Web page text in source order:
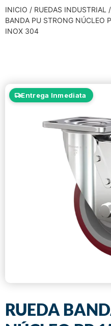
INICIO / RUEDAS INDUSTRIAL /
BANDA PU STRONG NÚCLEO
INOX 304
Entrega Inmediata
RUEDA